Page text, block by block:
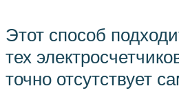
Этот способ
тех
точно отсутствует